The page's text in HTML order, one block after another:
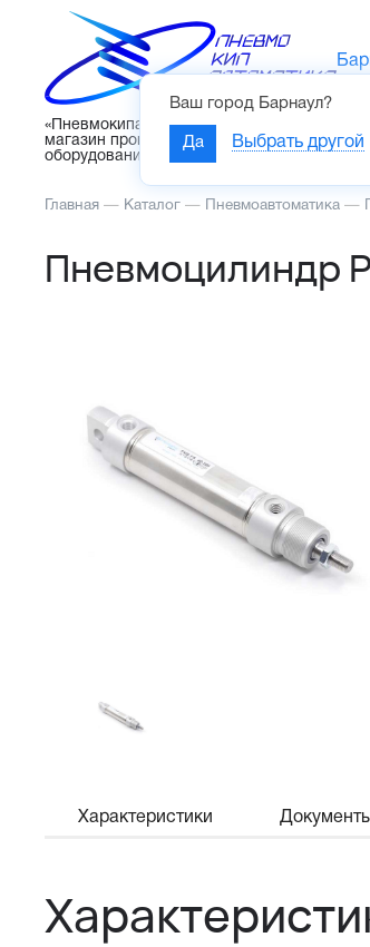
«Пневмокипавтоматика» – интернет-
магазин промышленного
оборудования
Ваш город Барнаул?
Да Выбрать другой
Главная — Каталог — Пневмоавтоматика —
Пневмоцилиндр
Характеристики Документы